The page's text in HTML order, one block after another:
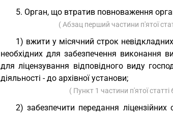
5. Орган, що втратив повноваження
( Абзац перший частини п'ятої
1) вжити у місячний строк невідкладних
необхідних для забезпечення виконання
для ліцензування відповідного виду
діяльності - до архівної установи;
( Пункт 1 частини п'ятої
2) забезпечити передання